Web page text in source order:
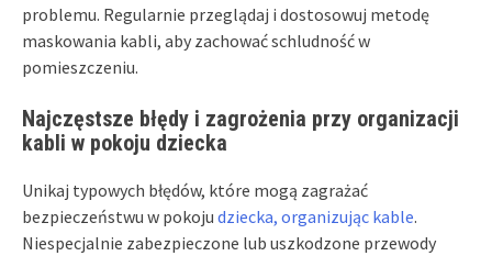
problemu. Regularnie przeglądaj i dostosowuj metodę
maskowania kabli, aby zachować schludność w
pomieszczeniu.
Najczęstsze błędy i zagrożenia przy organizacji
kabli w pokoju dziecka
Unikaj typowych błędów, które mogą zagrażać
bezpieczeństwu w pokoju dziecka, organizując kable.
Niespecjalnie zabezpieczone lub uszkodzone przewody